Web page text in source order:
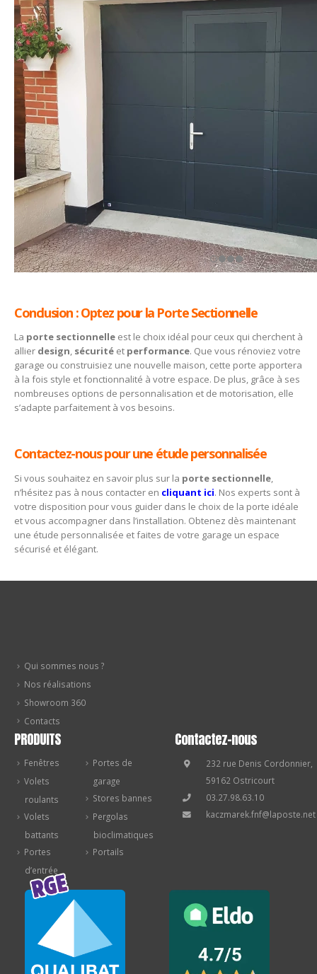
Conclusion : Optez pour la Porte Sectionnelle
La porte sectionnelle est le choix idéal pour ceux qui cherchent à
allier design, sécurité et performance. Que vous rénoviez votre
garage ou construisiez une nouvelle maison, cette porte apportera
à la fois style et fonctionnalité à votre espace. De plus, grâce à ses
nombreuses options de personnalisation et de motorisation, elle
s’adapte parfaitement à vos besoins.
Contactez-nous pour une étude personnalisée
Si vous souhaitez en savoir plus sur la porte sectionnelle,
n’hésitez pas à nous contacter en cliquant ici. Nos experts sont à
votre disposition pour vous guider dans le choix de la porte idéale
et vous accompagner dans l’installation. Obtenez dès maintenant
une étude personnalisée et faites de votre garage un espace
sécurisé et élégant.
Qui sommes nous ?
Nos réalisations
Showroom 360
Contacts
PRODUITS
Fenêtres
Volets
roulants
Volets
battants
Portes
d’entrée
Portes de
garage
Stores bannes
Pergolas
bioclimatiques
Portails
Contactez-nous
232 rue Denis Cordonnier,
59162 Ostricourt
03.27.98.63.10
kaczmarek.fnf@laposte.net